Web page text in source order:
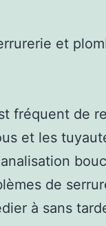
et
fréquent de
et les
de
à sans